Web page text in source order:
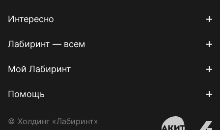
Интересно
Лабиринт — всем
Мой Лабиринт
Помощь
© Холдинг «Лабиринт»